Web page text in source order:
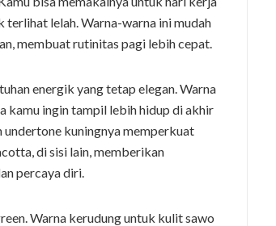
terlihat lelah. Warna-warna ini mudah
membuat rutinitas pagi lebih cepat.
energik yang tetap elegan. Warna
kamu ingin tampil lebih hidup di akhir
undertone kuningnya memperkuat
di sisi lain, memberikan
percaya diri.
Warna kerudung untuk kulit sawo